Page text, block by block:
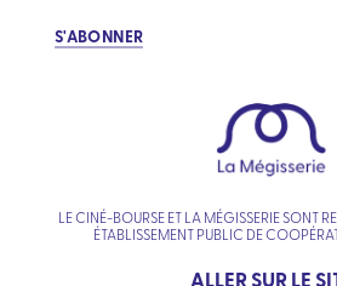
S'ABONNER
LE CINÉ-BOURSE ET LA MÉGISSERIE SONT
ÉTABLISSEMENT PUBLIC DE
ALLER SUR LE